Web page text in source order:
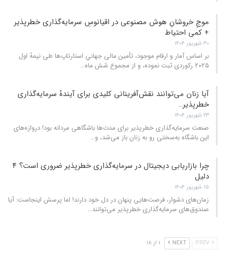
موجِ خروشانِ هوش مصنوعی در اقیانوسِ سرمایه‌گذاری خطرپذیر
+ کمی احتیاط
۳۰ شهریور ۱۴۰۴
بر اساس آمار و ارقام موجود، تأمین مالی جهانیِ استارتاپ‌ها طی نیمهٔ اول
۲۰۲۵ رکوردی ثبت نموده، و از مجموع شش ماه
…
آیا زنان می‌توانند نقش‌آفرینانی کلیدی برای آیندهٔ سرمایه‌گذاری
خطرپذیر…
۲۳ شهریور ۱۴۰۴
صنعت سرمایه‌گذاری خطرپذیر برای مدت‌ها باشگاهی مردانه بود! دروازه‌های
این باشگاه به‌سختی رو به زنان باز می‌شد، و…
چرا بازاریابی دیجیتال در سرمایه‌گذاری خطرپذیر ضروری است؟ ۴
دلیل
۱۵ شهریور ۱۴۰۴
زمان‌های دشوار، فرصت‌هایی پنهان در دل خود دارند! اما پرسش اینجاست: آیا
صندوق‌های سرمایه‌گذاری خطرپذیر می‌توانند…
NEXT ۱ از ۱۸